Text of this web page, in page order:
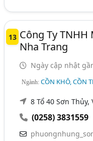
13 Công Ty TNHH
Nha Trang
Ngày cập nhật
Ngành:CỒN KHÔ, CỒN
8 Tổ 40 Sơn
(0258) 3831559